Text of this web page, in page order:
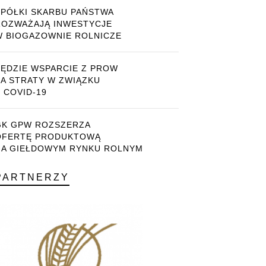
SKARBU PAŃSTWA
INWESTYCJE
BIOGAZOWNIE ROLNICZE
WSPARCIE Z PROW
STRATY W ZWIĄZKU
COVID-19
GPW ROZSZERZA
PRODUKTOWĄ
GIEŁDOWYM RYNKU ROLNYM